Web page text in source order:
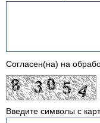
Согласен(на) на
Введите символы с